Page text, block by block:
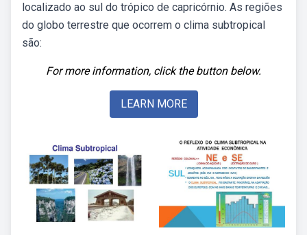
localizado ao sul do trópico de capricórnio. As regiões
do globo terrestre que ocorrem o clima subtropical
são:
For more information, click the button below.
LEARN MORE